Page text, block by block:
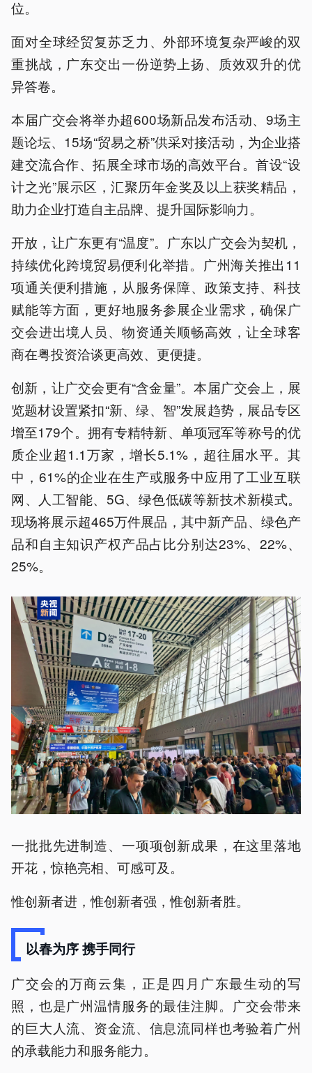
位。
面对全球经贸复苏乏力、外部环境复杂严峻的双
重挑战，广东交出一份逆势上扬、质效双升的优
异答卷。
本届广交会将举办超600场新品发布活动、9场主
题论坛、15场“贸易之桥”供采对接活动，为企业搭
建交流合作、拓展全球市场的高效平台。首设“设
计之光”展示区，汇聚历年金奖及以上获奖精品，
助力企业打造自主品牌、提升国际影响力。
开放，让广东更有“温度”。广东以广交会为契机，
持续优化跨境贸易便利化举措。广州海关推出11
项通关便利措施，从服务保障、政策支持、科技
赋能等方面，更好地服务参展企业需求，确保广
交会进出境人员、物资通关顺畅高效，让全球客
商在粤投资洽谈更高效、更便捷。
创新，让广交会更有“含金量”。本届广交会上，展
览题材设置紧扣“新、绿、智”发展趋势，展品专区
增至179个。拥有专精特新、单项冠军等称号的优
质企业超1.1万家，增长5.1%，超往届水平。其
中，61%的企业在生产或服务中应用了工业互联
网、人工智能、5G、绿色低碳等新技术新模式。
现场将展示超465万件展品，其中新产品、绿色产
品和自主知识产权产品占比分别达23%、22%、
25%。
一批批先进制造、一项项创新成果，在这里落地
开花，惊艳亮相、可感可及。
惟创新者进，惟创新者强，惟创新者胜。
以春为序 携手同行
广交会的万商云集，正是四月广东最生动的写
照，也是广州温情服务的最佳注脚。广交会带来
的巨大人流、资金流、信息流同样也考验着广州
的承载能力和服务能力。